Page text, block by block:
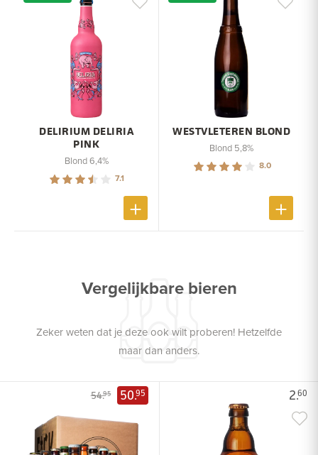
DELIRIUM DELIRIA
PINK
Blond 6,4%
7.1
WESTVLETEREN BLOND
Blond 5,8%
8.0
Vergelijkbare bieren
Zeker weten dat je deze ook wilt proberen! Hetzelfde
maar dan anders.
54.95 50.95 2.60